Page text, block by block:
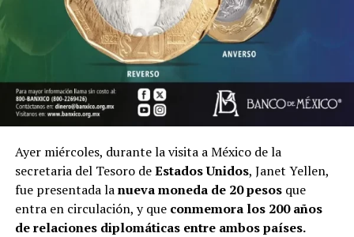
Ayer miércoles, durante la visita a México de la
secretaria del Tesoro deEstados Unidos, Janet Yellen,
fue presentada lanueva moneda de 20 pesosque
entra en circulación, y que conmemora los 200 años
de relaciones diplomáticas entre ambos países.